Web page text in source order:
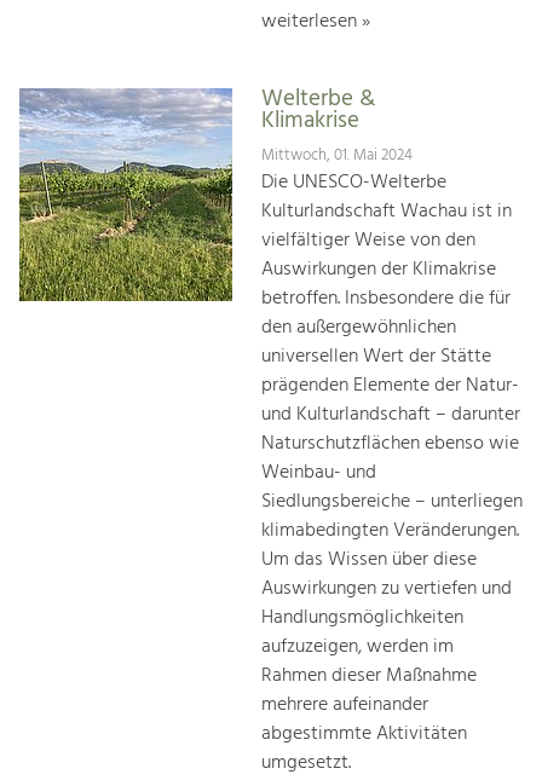
weiterlesen »
Welterbe &
Klimakrise
Mittwoch, 01. Mai 2024
Die UNESCO-Welterbe
Kulturlandschaft Wachau ist in
vielfältiger Weise von den
Auswirkungen der Klimakrise
betroffen. Insbesondere die für
den außergewöhnlichen
universellen Wert der Stätte
prägenden Elemente der Natur-
und Kulturlandschaft – darunter
Naturschutzflächen ebenso wie
Weinbau- und
Siedlungsbereiche – unterliegen
klimabedingten Veränderungen.
Um das Wissen über diese
Auswirkungen zu vertiefen und
Handlungsmöglichkeiten
aufzuzeigen, werden im
Rahmen dieser Maßnahme
mehrere aufeinander
abgestimmte Aktivitäten
umgesetzt.